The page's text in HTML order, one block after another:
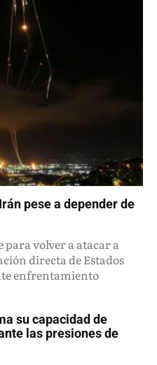
pese a depender de
volver a atacar a
directa de Estados
enfrentamiento
su capacidad de
las presiones de